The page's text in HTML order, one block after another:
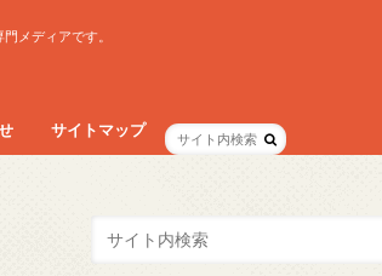
メディアです。
サイトマップ